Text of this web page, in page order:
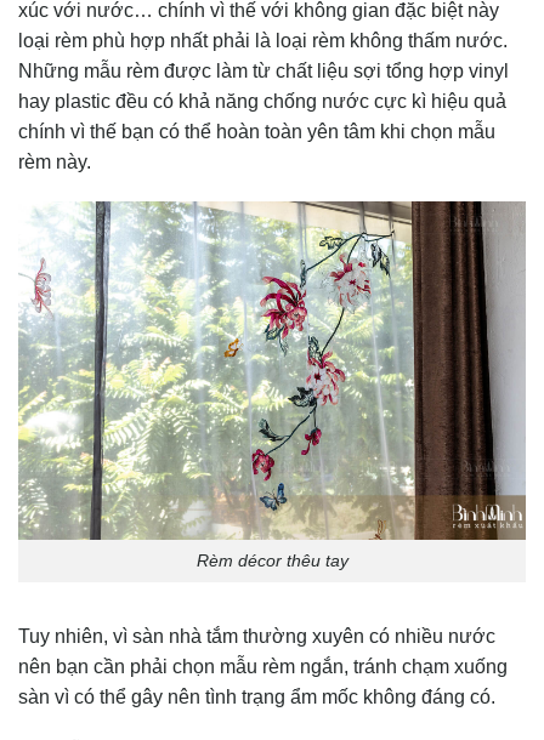
xúc với nước… chính vì thế với không gian đặc biệt này
loại rèm phù hợp nhất phải là loại rèm không thấm nước.
Những mẫu rèm được làm từ chất liệu sợi tổng hợp vinyl
hay plastic đều có khả năng chống nước cực kì hiệu quả
chính vì thế bạn có thể hoàn toàn yên tâm khi chọn mẫu
rèm này.
Rèm décor thêu tay
Tuy nhiên, vì sàn nhà tắm thường xuyên có nhiều nước
nên bạn cần phải chọn mẫu rèm ngắn, tránh chạm xuống
sàn vì có thể gây nên tình trạng ẩm mốc không đáng có.